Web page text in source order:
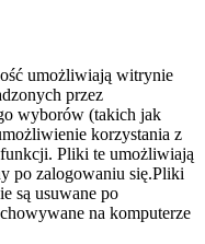
umożliwiają witrynie
przez
wyborów (takich jak
korzystania z
Pliki te umożliwiają
po zalogowaniu się.Pliki
są usuwane po
na komputerze